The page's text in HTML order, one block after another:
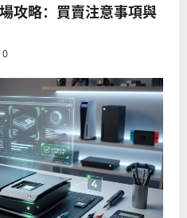
攻略：買賣注意事項與
0